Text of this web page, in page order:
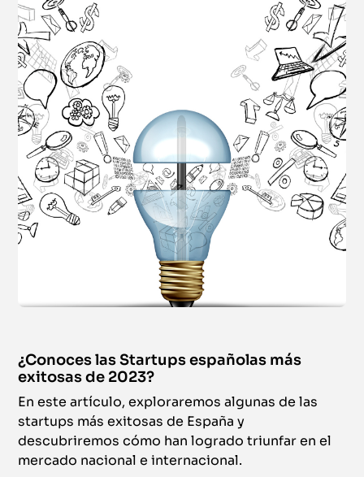
¿Conoces las Startups españolas más
exitosas de 2023?
En este artículo, exploraremos algunas de las
startups más exitosas de España y
descubriremos cómo han logrado triunfar en el
mercado nacional e internacional.